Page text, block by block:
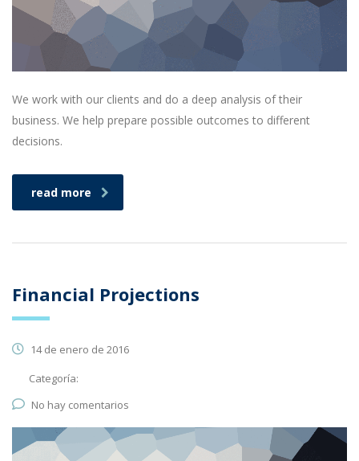
We work with our clients and do a deep analysis of their
business. We help prepare possible outcomes to different
decisions.
read more
Financial Projections
14 de enero de 2016
Categoría:
No hay comentarios